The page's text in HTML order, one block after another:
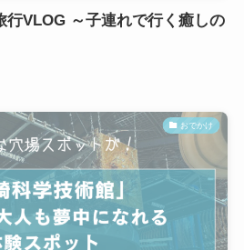
行VLOG ～子連れで行く癒しの
おでかけ